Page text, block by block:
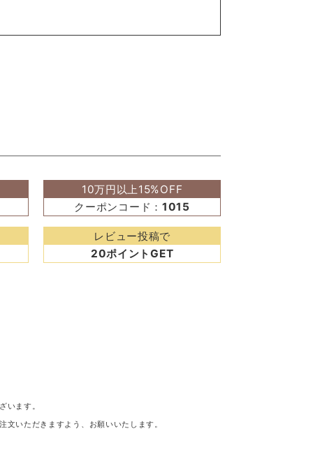
10万円以上15%OFF
クーポンコード： 1015
レビュー投稿で
20ポイントGET
います。
いただきますよう、お願いいたします。